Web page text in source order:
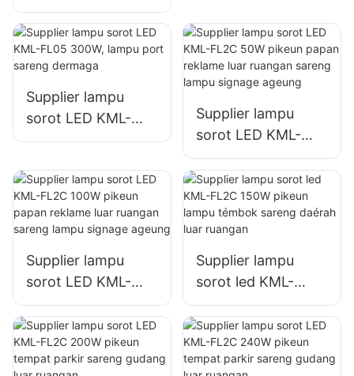
FL05 240W, cocog
pikeun pabrik
industri, papan
reklame, sareng
lampu rambu
ageung.
taman
Supplier lampu
sorot LED KML-
FL05 300W, lampu
dermaga
Supplier lampu
sorot LED KML-
FL2C 50W pikeun
papan reklame luar
ruangan sareng
lampu signage
Supplier lampu
sorot LED KML-
FL2C 100W pikeun
papan reklame luar
ruangan sareng
lampu signage
Supplier lampu
sorot led KML-
FL2C 150W pikeun
lampu témbok
sareng daérah luar
ruangan